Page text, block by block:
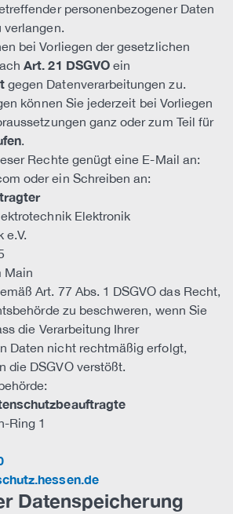
personenbezogener Daten
verlangen.
bei Vorliegen der gesetzlichen
Art. 21 DSGVOein
gegen Datenverarbeitungen zu.
können Sie jederzeit bei Vorliegen
ganz oder zum Teil für
.
Rechte genügt eine E-Mail an:
oder ein Schreiben an:
Elektronik
e.V.
Main
Art. 77 Abs. 1 DSGVO das Recht,
zu beschweren, wenn Sie
die Verarbeitung Ihrer
Daten nicht rechtmäßig erfolgt,
die DSGVO verstößt.
Ring 1
Datenspeicherung